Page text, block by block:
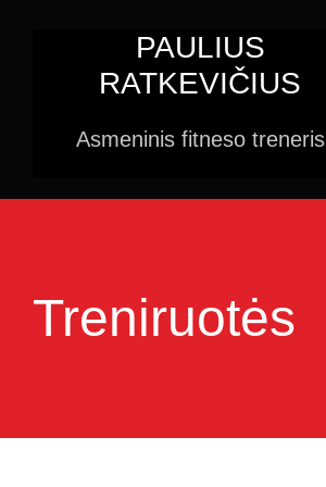
PAULIUS
RATKEVIČIUS
Asmeninis fitneso treneris
Treniruotės